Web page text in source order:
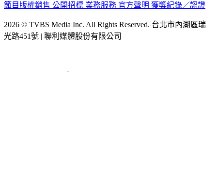
節目版權銷售 公開招標 業務服務 官方聲明 獲獎紀錄／認證
2026 © TVBS Media Inc. All Rights Reserved. 台北市內湖區瑞
光路451號 | 聯利媒體股份有限公司